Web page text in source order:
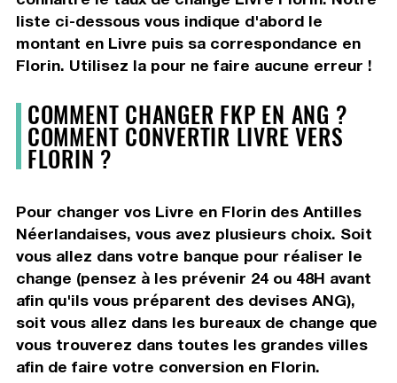
liste ci-dessous vous indique d'abord le
montant en Livre puis sa correspondance en
Florin. Utilisez la pour ne faire aucune erreur !
COMMENT CHANGER FKP EN ANG ?
COMMENT CONVERTIR LIVRE VERS
FLORIN ?
Pour changer vos Livre en Florin des Antilles
Néerlandaises, vous avez plusieurs choix. Soit
vous allez dans votre banque pour réaliser le
change (pensez à les prévenir 24 ou 48H avant
afin qu'ils vous préparent des devises ANG),
soit vous allez dans les bureaux de change que
vous trouverez dans toutes les grandes villes
afin de faire votre conversion en Florin.